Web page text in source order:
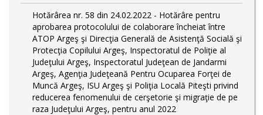
Hotărârea nr. 58 din 24.02.2022 - Hotărâre pentru
aprobarea protocolului de colaborare încheiat între
ATOP Argeş şi Direcţia Generală de Asistenţă Socială şi
Protecţia Copilului Argeş, Inspectoratul de Poliţie al
Judeţului Argeş, Inspectoratul Judeţean de Jandarmi
Argeş, Agenţia Judeţeană Pentru Ocuparea Forţei de
Muncă Argeş, ISU Argeş şi Poliţia Locală Piteşti privind
reducerea fenomenului de cerşetorie şi migraţie de pe
raza Judeţului Argeş, pentru anul 2022